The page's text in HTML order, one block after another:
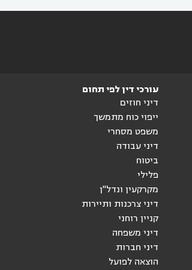
עורכי דין לפי תחום
דיני חוזים
ייפוי כוח מתמשך
משפט מסחרי
דיני עבודה
ביטוח
פלילי
מקרקעין ונדל"ן
דיני צרכנות ותיירות
קניין רוחני
דיני משפחה
דיני חברות
הוצאה לפועל